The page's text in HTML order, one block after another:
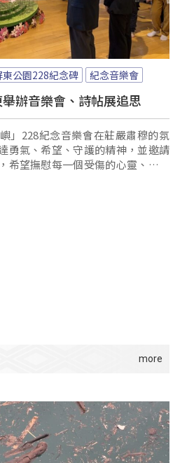
東公園228紀念碑 紀念音樂會
辦音樂會、詩帖展追思
」228紀念音樂會在莊嚴肅穆的氛
勇氣、希望、守護的精神，並邀請
希望撫慰每一個受傷的心靈、守護